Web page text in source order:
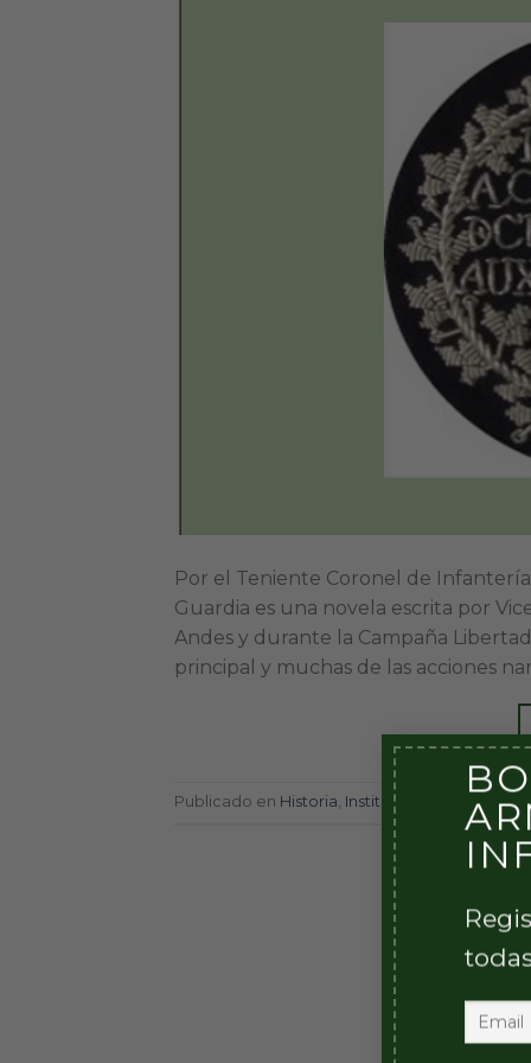
Por el Teniente Coronel de Infantería
Guardia es una novela escrita por
Andes y durante la Campaña
principal y muchas de las acciones
Publicado en Historia, Institucional Otros |